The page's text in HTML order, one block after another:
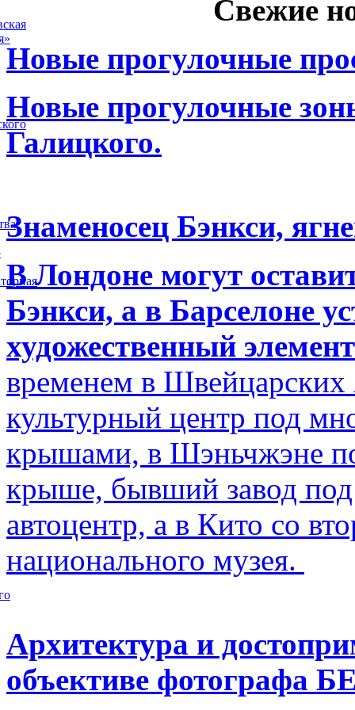
Свежие
Новые прогулочные
Новые прогулочные
Галицкого.
Знаменосец Бэнкси,
В Лондоне могут
Бэнкси, а в Барселоне
художественный
временем в Швейцарских
культурный центр под
крышами, в Шэньчжэне
крыше, бывший завод
автоцентр, а в Кито со
национального музея.
Архитектура и
объективе фотографа